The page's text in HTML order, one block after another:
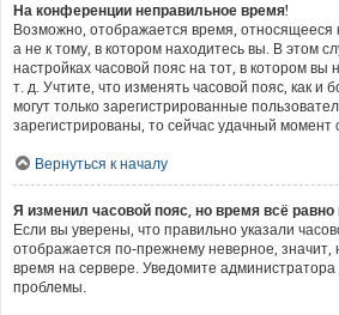
На конференции неправильное время!
Возможно, отображается время, относящееся
а не к тому, в котором находитесь вы. В этом
настройках часовой пояс на тот, в котором вы
т. д. Учтите, что изменять часовой пояс, как и
могут только зарегистрированные
зарегистрированы, то сейчас удачный момент
Вернуться к началу
Я изменил часовой пояс, но время всё равно
Если вы уверены, что правильно указали
отображается по-прежнему неверное, значит,
время на сервере. Уведомите администратора
проблемы.